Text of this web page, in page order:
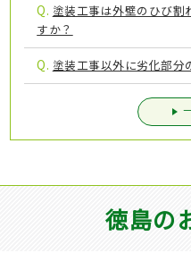
Q. 塗装工事は外壁のひび割
すか？
Q. 塗装工事以外に劣化部分
徳島の